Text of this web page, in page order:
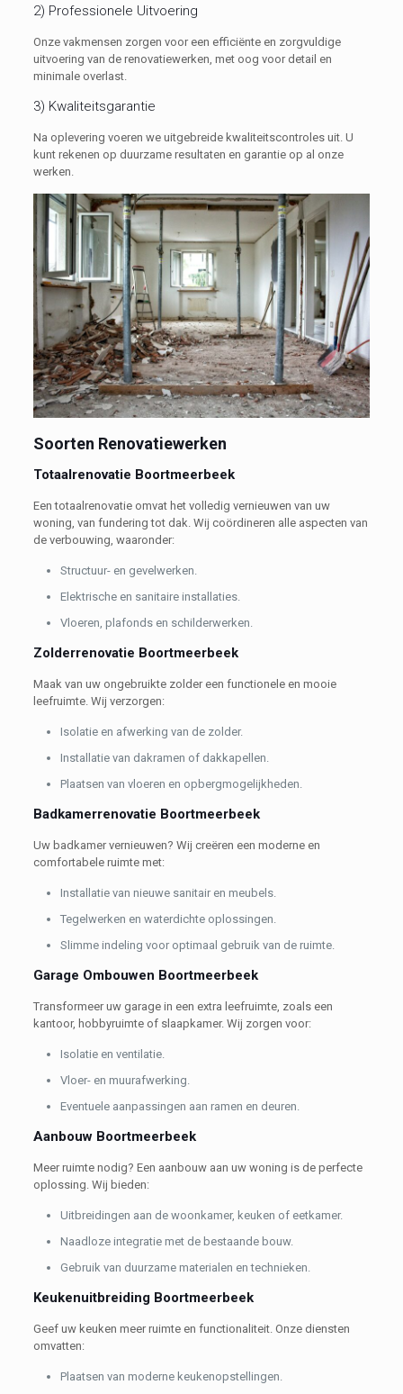
2) Professionele Uitvoering
Onze vakmensen zorgen voor een efficiënte en zorgvuldige
uitvoering van de renovatiewerken, met oog voor detail en
minimale overlast.
3) Kwaliteitsgarantie
Na oplevering voeren we uitgebreide kwaliteitscontroles uit. U
kunt rekenen op duurzame resultaten en garantie op al onze
werken.
Soorten Renovatiewerken
Totaalrenovatie Boortmeerbeek
Een totaalrenovatie omvat het volledig vernieuwen van uw
woning, van fundering tot dak. Wij coördineren alle aspecten van
de verbouwing, waaronder:
Structuur- en gevelwerken.
Elektrische en sanitaire installaties.
Vloeren, plafonds en schilderwerken.
Zolderrenovatie Boortmeerbeek
Maak van uw ongebruikte zolder een functionele en mooie
leefruimte. Wij verzorgen:
Isolatie en afwerking van de zolder.
Installatie van dakramen of dakkapellen.
Plaatsen van vloeren en opbergmogelijkheden.
Badkamerrenovatie Boortmeerbeek
Uw badkamer vernieuwen? Wij creëren een moderne en
comfortabele ruimte met:
Installatie van nieuwe sanitair en meubels.
Tegelwerken en waterdichte oplossingen.
Slimme indeling voor optimaal gebruik van de ruimte.
Garage Ombouwen Boortmeerbeek
Transformeer uw garage in een extra leefruimte, zoals een
kantoor, hobbyruimte of slaapkamer. Wij zorgen voor:
Isolatie en ventilatie.
Vloer- en muurafwerking.
Eventuele aanpassingen aan ramen en deuren.
Aanbouw Boortmeerbeek
Meer ruimte nodig? Een aanbouw aan uw woning is de perfecte
oplossing. Wij bieden:
Uitbreidingen aan de woonkamer, keuken of eetkamer.
Naadloze integratie met de bestaande bouw.
Gebruik van duurzame materialen en technieken.
Keukenuitbreiding Boortmeerbeek
Geef uw keuken meer ruimte en functionaliteit. Onze diensten
omvatten:
Plaatsen van moderne keukenopstellingen.